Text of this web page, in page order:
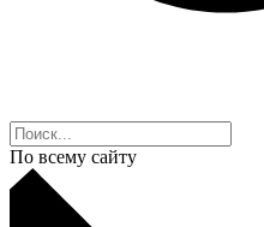
По всему сайту